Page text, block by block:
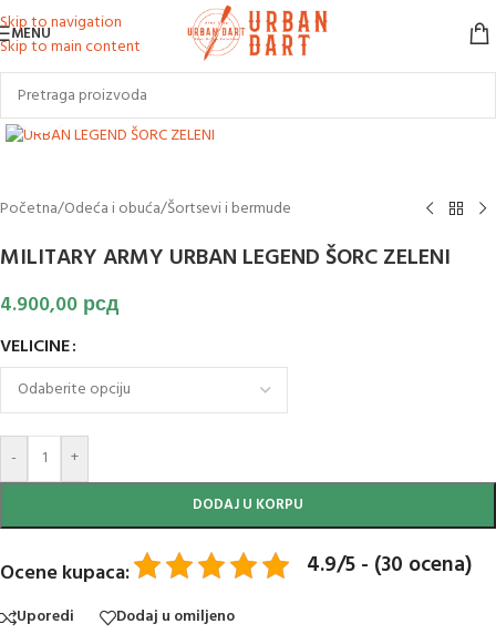
Skip to navigation
Skip to main content
MENU
Klikni za uvećanje slike
Početna/Odeća i obuća/Šortsevi i bermude
MILITARY ARMY URBAN LEGEND ŠORC ZELENI
4.900,00 рсд
VELICINE
- +
DODAJ U KORPU
Ocene kupaca: 4.9/5 - (30 ocena)
Uporedi Dodaj u omiljeno